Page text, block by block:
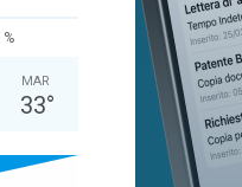
%
MAR
33°